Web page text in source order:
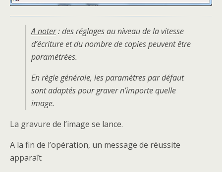
A noter: des réglages au niveau de la vitesse
d’écriture et du nombre de copies peuvent être
paramétrées.
En règle générale, les paramètres par défaut
sont adaptés pour graver n’importe quelle
image.
La gravure de l’image se lance.
A la fin de l’opération, un message de réussite
apparaît